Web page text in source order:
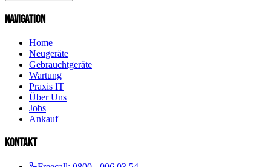
NAVIGATION
Home
Neugeräte
Gebrauchtgeräte
Wartung
Praxis IT
Über Uns
Jobs
Ankauf
KONTAKT